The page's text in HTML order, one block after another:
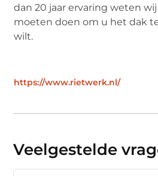
dan 20 jaar ervaring weten
moeten doen om u het dak
wilt.
https://www.rietwerk.nl/
Veelgestelde